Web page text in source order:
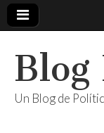
Blog
Un Blog de